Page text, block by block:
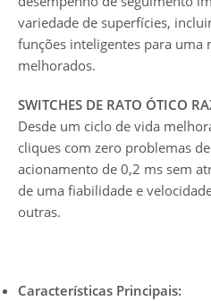
variedade de superfícies,
funções inteligentes para uma
melhorados.
SWITCHES DE RATO ÓTICO
Desde um ciclo de vida
cliques com zero problemas
acionamento de 0,2 ms sem
de uma fiabilidade e
outras.
Características Principais: